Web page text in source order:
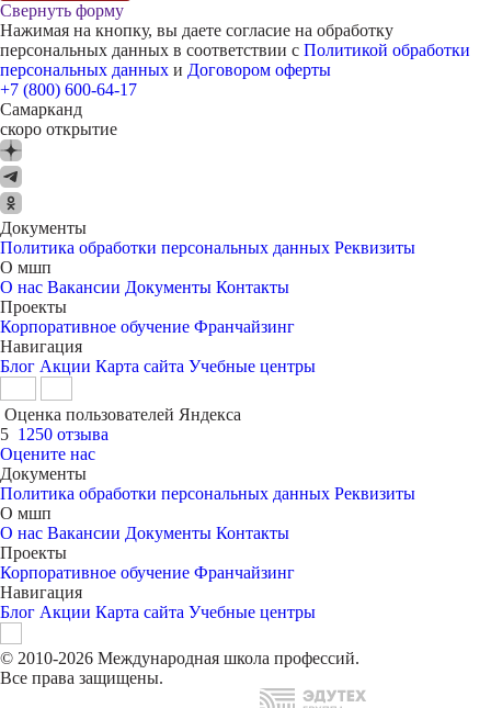
Свернуть форму
Нажимая на кнопку, вы даете согласие на обработку
персональных данных в соответствии с Политикой обработки
персональных данных и Договором оферты
+7 (800) 600-64-17
Самарканд
скоро открытие
Документы
Политика обработки персональных данных Реквизиты
О мшп
О нас Вакансии Документы Контакты
Проекты
Корпоративное обучение Франчайзинг
Навигация
Блог Акции Карта сайта Учебные центры
Оценка пользователей Яндекса
5 1250 отзыва
Оцените нас
Документы
Политика обработки персональных данных Реквизиты
О мшп
О нас Вакансии Документы Контакты
Проекты
Корпоративное обучение Франчайзинг
Навигация
Блог Акции Карта сайта Учебные центры
© 2010-2026 Международная школа профессий.
Все права защищены.